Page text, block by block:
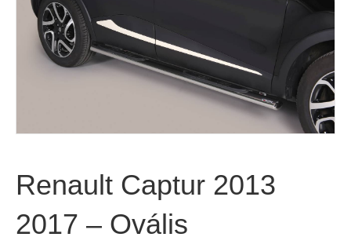
Renault Captur 2013
2017 – Ovális